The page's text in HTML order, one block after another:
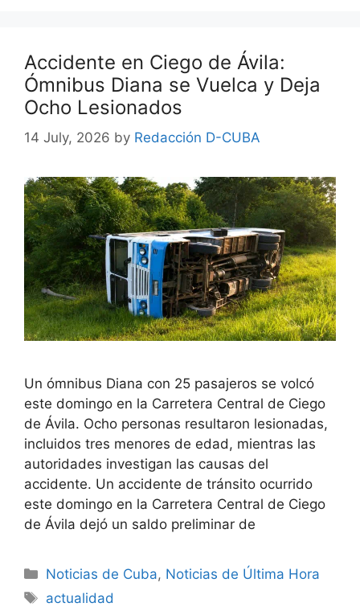
Accidente en Ciego de Ávila:
Ómnibus Diana se Vuelca y Deja
Ocho Lesionados
14 July, 2026 by Redacción D-CUBA
Un ómnibus Diana con 25 pasajeros se volcó
este domingo en la Carretera Central de Ciego
de Ávila. Ocho personas resultaron lesionadas,
incluidos tres menores de edad, mientras las
autoridades investigan las causas del
accidente. Un accidente de tránsito ocurrido
este domingo en la Carretera Central de Ciego
de Ávila dejó un saldo preliminar de
Categories
Noticias de Cuba, Noticias de Última Hora
Tags
actualidad